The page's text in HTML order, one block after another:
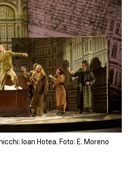
Ioan Hotea. Foto: E. Moreno